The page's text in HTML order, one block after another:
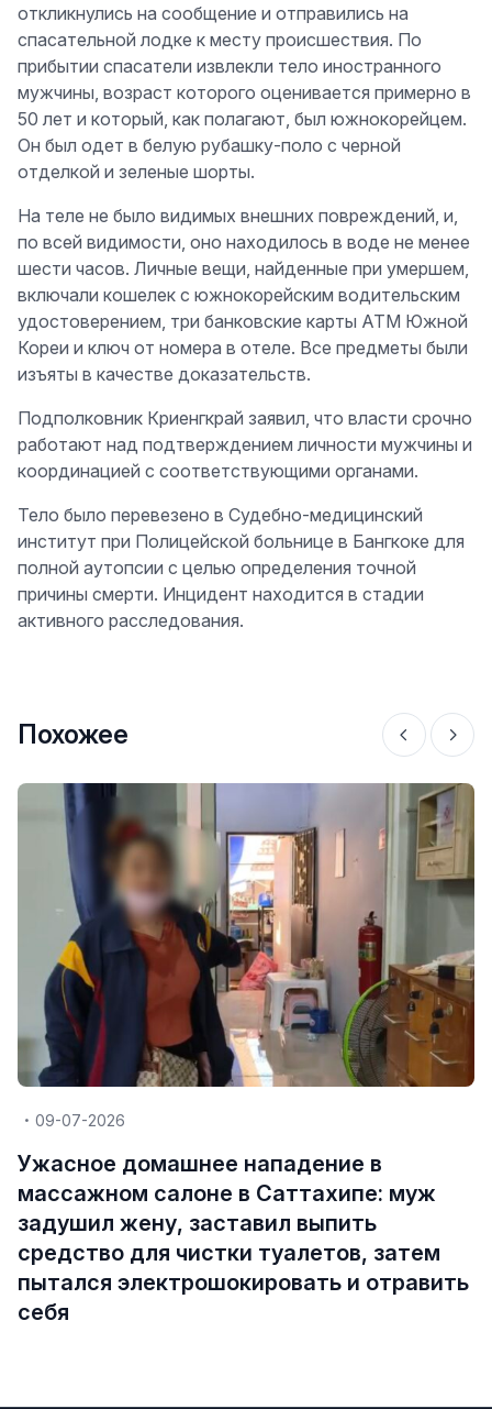
откликнулись на сообщение и отправились на
спасательной лодке к месту происшествия. По
прибытии спасатели извлекли тело иностранного
мужчины, возраст которого оценивается примерно в
50 лет и который, как полагают, был южнокорейцем.
Он был одет в белую рубашку-поло с черной
отделкой и зеленые шорты.
На теле не было видимых внешних повреждений, и,
по всей видимости, оно находилось в воде не менее
шести часов. Личные вещи, найденные при умершем,
включали кошелек с южнокорейским водительским
удостоверением, три банковские карты ATM Южной
Кореи и ключ от номера в отеле. Все предметы были
изъяты в качестве доказательств.
Подполковник Криенгкрай заявил, что власти срочно
работают над подтверждением личности мужчины и
координацией с соответствующими органами.
Тело было перевезено в Судебно-медицинский
институт при Полицейской больнице в Бангкоке для
полной аутопсии с целью определения точной
причины смерти. Инцидент находится в стадии
активного расследования.
Похожее
09-07-2026
Ужасное домашнее нападение в
массажном салоне в Саттахипе: муж
задушил жену, заставил выпить
средство для чистки туалетов, затем
пытался электрошокировать и отравить
себя